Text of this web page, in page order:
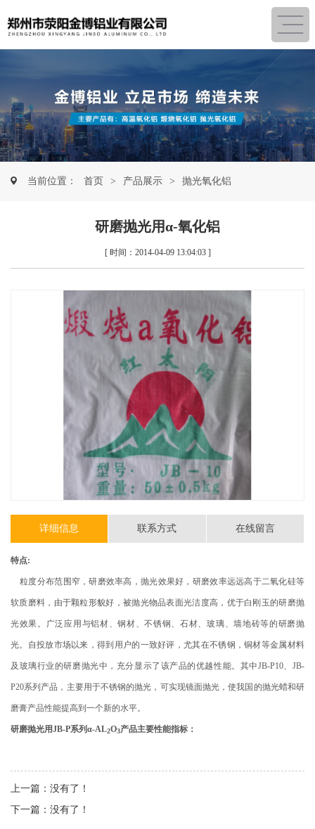
当前位置： 首页 > 产品展示 > 抛光氧化铝
研磨抛光用α-氧化铝
[ 时间：2014-04-09 13:04:03 ]
详细信息 联系方式 在线留言
特点:
粒度分布范围窄，研磨效率高，抛光效果好，研磨效率远远高于二氧化硅等
软质磨料，由于颗粒形貌好，被抛光物品表面光洁度高，优于白刚玉的研磨抛
光效果。广泛应用与铝材、钢材、不锈钢、石材、玻璃、墙地砖等的研磨抛
光。自投放市场以来，得到用户的一致好评，尤其在不锈钢，铜材等金属材料
及玻璃行业的研磨抛光中，充分显示了该产品的优越性能。其中JB-P10、JB-
P20系列产品，主要用于不锈钢的抛光，可实现镜面抛光，使我国的抛光蜡和研
磨膏产品性能提高到一个新的水平。
研磨抛光用JB-P系列α-AL2O3产品主要性能指标：
上一篇： 没有了！
下一篇： 没有了！